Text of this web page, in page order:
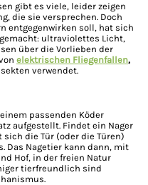
gibt es viele, leider zeigen
die sie versprechen. Doch
entgegenwirken soll, hat sich
ultraviolettes Licht,
über die Vorlieben der
elektrischen Fliegenfallen,
verwendet.
passenden Köder
aufgestellt. Findet ein Nager
die Tür (oder die Türen)
Das Nagetier kann dann, mit
Hof, in der freien Natur
tierfreundlich sind